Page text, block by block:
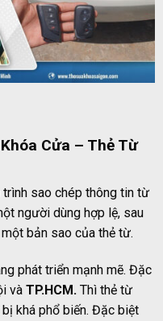
Cửa – Thẻ Từ
trình sao chép thông tin từ
người dùng hợp lệ, sau
bản sao của thẻ từ.
phát triển mạnh mẽ. Đặc
và TP.HCM. Thì thẻ từ
khá phổ biến. Đặc biệt